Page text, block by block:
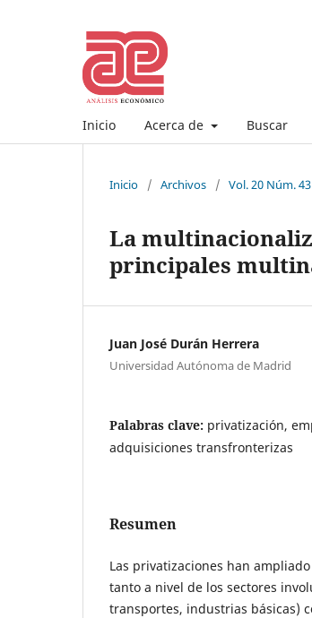
Inicio Acerca de Buscar
Inicio / Archivos / Vol. 20 Núm.
La
principales
Juan José Durán Herrera
Universidad Autónoma de Madrid
Palabras clave: privatización,
adquisiciones transfronterizas
Resumen
Las privatizaciones han
tanto a nivel de los sectores
transportes, industrias básicas)